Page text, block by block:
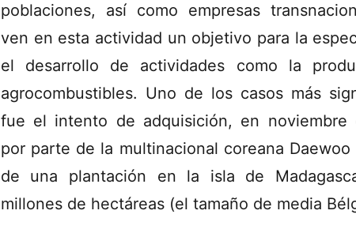
poblaciones, así como empresas
ven en esta actividad un objetivo para la
el desarrollo de actividades como la
agrocombustibles. Uno de los casos más
fue el intento de adquisición, en noviembre
por parte de la multinacional coreana Daewoo
de una plantación en la isla de
millones de hectáreas (el tamaño de media